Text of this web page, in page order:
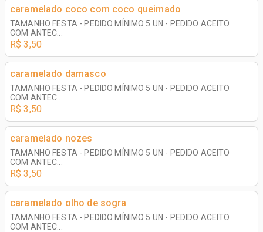
caramelado coco com coco queimado
TAMANHO FESTA - PEDIDO MÍNIMO 5 UN - PEDIDO ACEITO
COM ANTEC...
R$ 3,50
caramelado damasco
TAMANHO FESTA - PEDIDO MÍNIMO 5 UN - PEDIDO ACEITO
COM ANTEC...
R$ 3,50
caramelado nozes
TAMANHO FESTA - PEDIDO MÍNIMO 5 UN - PEDIDO ACEITO
COM ANTEC...
R$ 3,50
caramelado olho de sogra
TAMANHO FESTA - PEDIDO MÍNIMO 5 UN - PEDIDO ACEITO
COM ANTEC...